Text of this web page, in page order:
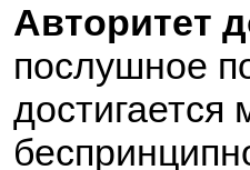
Авторитет
послушное
достигается